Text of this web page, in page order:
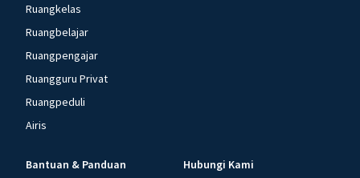
Ruangkelas
Ruangbelajar
Ruangpengajar
Ruangguru Privat
Ruangpeduli
Airis
Bantuan & Panduan Hubungi Kami